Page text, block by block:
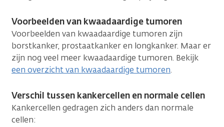
Voorbeelden van kwaadaardige tumoren
Voorbeelden van kwaadaardige tumoren zijn
borstkanker, prostaatkanker en longkanker. Maar er
zijn nog veel meer kwaadaardige tumoren. Bekijk
een overzicht van kwaadaardige tumoren.
Verschil tussen kankercellen en normale cellen
Kankercellen gedragen zich anders dan normale
cellen: